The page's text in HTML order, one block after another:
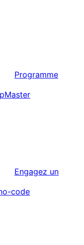
Programme
Engagez un
code